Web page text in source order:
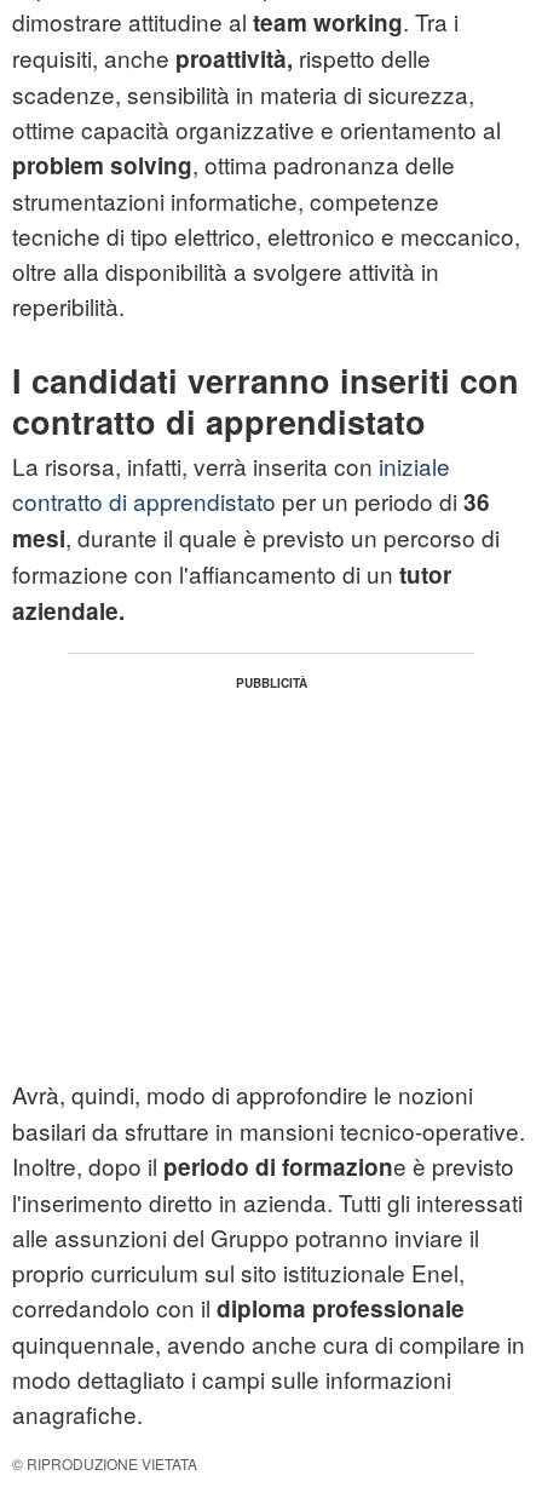
dimostrare attitudine al team working. Tra i
requisiti, anche proattività, rispetto delle
scadenze, sensibilità in materia di sicurezza,
ottime capacità organizzative e orientamento al
problem solving, ottima padronanza delle
strumentazioni informatiche, competenze
tecniche di tipo elettrico, elettronico e meccanico,
oltre alla disponibilità a svolgere attività in
reperibilità.
I candidati verranno inseriti con
contratto di apprendistato
La risorsa, infatti, verrà inserita con iniziale
contratto di apprendistato per un periodo di 36
mesi, durante il quale è previsto un percorso di
formazione con l'affiancamento di un tutor
aziendale.
Avrà, quindi, modo di approfondire le nozioni
basilari da sfruttare in mansioni tecnico-operative.
Inoltre, dopo il periodo di formazione è previsto
l'inserimento diretto in azienda. Tutti gli interessati
alle assunzioni del Gruppo potranno inviare il
proprio curriculum sul sito istituzionale Enel,
corredandolo con il diploma professionale
quinquennale, avendo anche cura di compilare in
modo dettagliato i campi sulle informazioni
anagrafiche.
© RIPRODUZIONE VIETATA